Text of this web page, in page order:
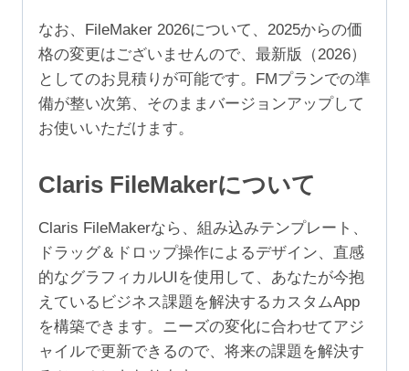
ザ）
個
なお、FileMaker 2026について、2025からの価
格の変更はございませんので、最新版（2026）
としてのお見積りが可能です。FMプランでの準
備が整い次第、そのままバージョンアップして
お使いいただけます。
Claris FileMakerについて
Claris FileMakerなら、組み込みテンプレート、
ドラッグ＆ドロップ操作によるデザイン、直感
的なグラフィカルUIを使用して、あなたが今抱
えているビジネス課題を解決するカスタムApp
を構築できます。ニーズの変化に合わせてアジ
ャイルで更新できるので、将来の課題を解決す